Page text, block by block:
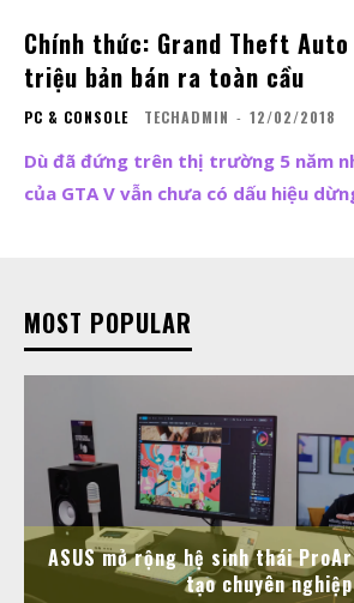
Chính thức: Grand Theft
triệu bản bán ra toàn cầu
PC & CONSOLE TECHADMIN - 12/02/2018
Dù đã đứng trên thị trường 5 năm
của GTA V vẫn chưa có dấu hiệu
MOST POPULAR
ASUS mở rộng hệ sinh thái
tạo chuyên nghiệp